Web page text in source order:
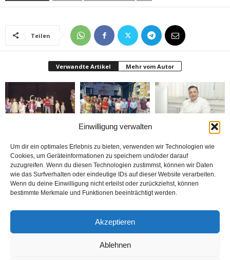
Einwilligung verwalten
Um dir ein optimales Erlebnis zu bieten, verwenden wir Technologien wie
Cookies, um Geräteinformationen zu speichern und/oder darauf
zuzugreifen. Wenn du diesen Technologien zustimmst, können wir Daten
wie das Surfverhalten oder eindeutige IDs auf dieser Website verarbeiten.
Wenn du deine Einwilligung nicht erteilst oder zurückziehst, können
bestimmte Merkmale und Funktionen beeinträchtigt werden.
Akzeptieren
Ablehnen
Teilen
Verwandte Artikel Mehr vom Autor
Festivali yapıldı
Yabancılar Haftası
donduruldu
Wiedenbrück’e açtı
Bakım Sigortası
Danışmanlığı Yapıyoruz
sistemi ile çalışıyor